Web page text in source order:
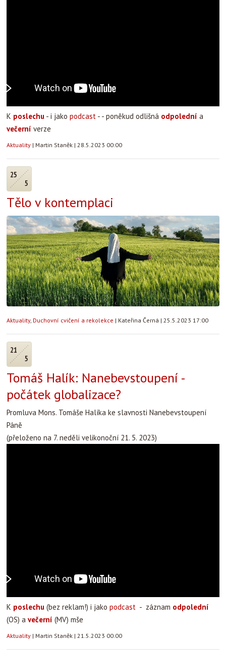
K poslechu - i jako podcast - - poněkud odlišná odpolední a
večerní verze
Aktuality | Martin Staněk | 28.5.2023 00:00
25
5
Tělo v kontemplaci
Aktuality, Duchovní cvičení a rekolekce | Kateřina Černá | 25.5.2023 17:00
21
5
Tomáš Halík: Nanebevstoupení -
počátek globalizace?
Promluva Mons. Tomáše Halíka ke slavnosti Nanebevstoupení
Páně
(přeloženo na 7. neděli velikonoční 21. 5. 2023)
K poslechu (bez reklam!) i jako podcast - záznam odpolední
(OS) a večerní (MV) mše
Aktuality | Martin Staněk | 21.5.2023 00:00